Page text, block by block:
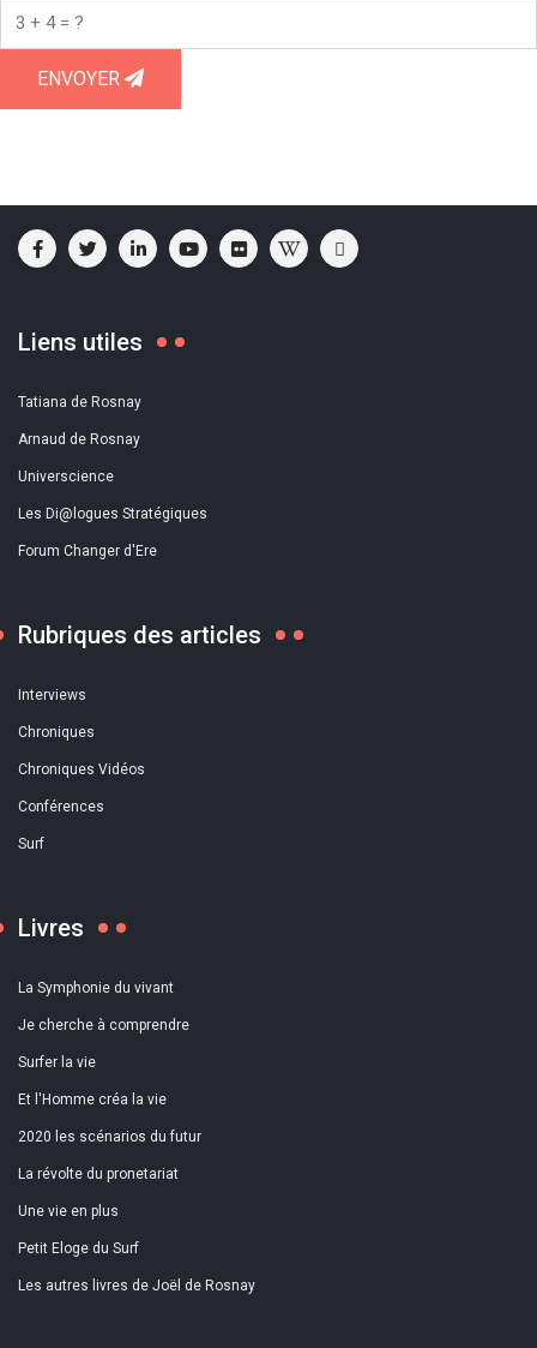
ENVOYER
Liens utiles
Tatiana de Rosnay
Arnaud de Rosnay
Universcience
Les Di@logues Stratégiques
Forum Changer d'Ere
Rubriques des articles
Interviews
Chroniques
Chroniques Vidéos
Conférences
Surf
Livres
La Symphonie du vivant
Je cherche à comprendre
Surfer la vie
Et l'Homme créa la vie
2020 les scénarios du futur
La révolte du pronetariat
Une vie en plus
Petit Eloge du Surf
Les autres livres de Joël de Rosnay